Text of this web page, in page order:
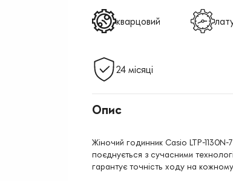
кварцовий
24 місяці
Опис
Жіночий годинник Casio LTP-
поєднується з сучасними
гарантує точність ходу на